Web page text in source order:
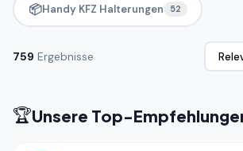
📦Handy KFZ Halterungen 52
759 Ergebnisse
🏆Unsere Top-